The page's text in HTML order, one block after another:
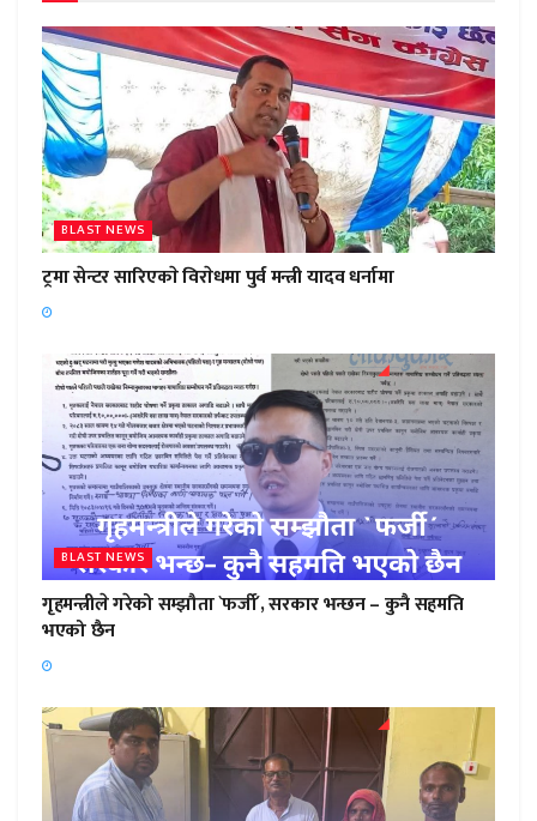
BLAST NEWS
ट्रमा सेन्टर सारिएकाे विराेधमा पुर्व मन्त्री यादव धर्नामा
BLAST NEWS
गृहमन्त्रीले गरेको सम्झौता `फर्जी´, सरकार भन्छन – कुनै सहमति
भएको छैन